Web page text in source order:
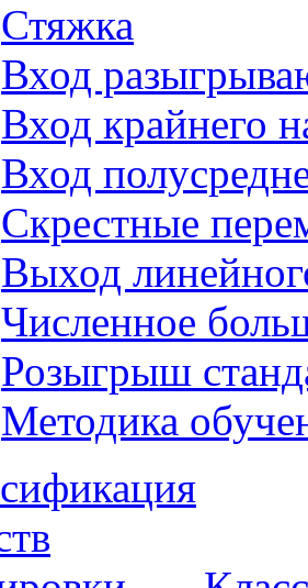
Стяжка
Вход
Вход крайнего
Вход
Скрестные
Выход
Численное
Розыгрыш
Методика